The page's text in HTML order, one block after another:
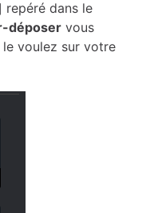
repéré dans le
déposer vous
voulez sur votre